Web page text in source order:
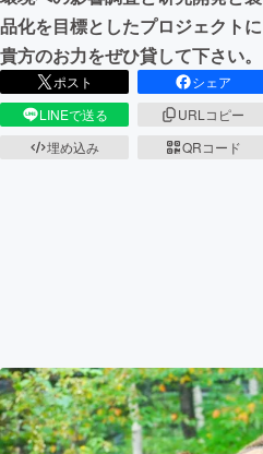
品化を目標としたプロジェクトに
貴方のお力をぜひ貸して下さい。
ポスト
シェア
LINEで送る
URLコピー
埋め込み
QRコード